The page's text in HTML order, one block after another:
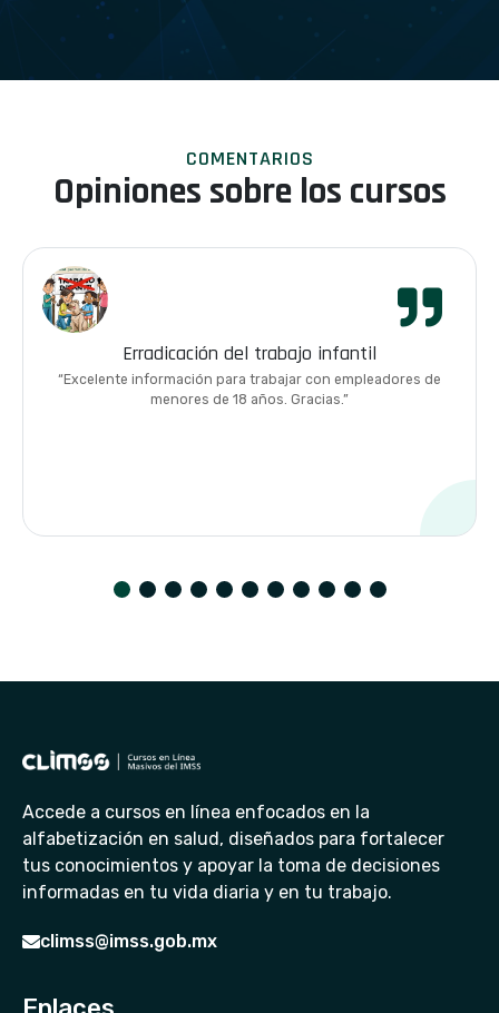
COMENTARIOS
Opiniones sobre los cursos
Erradicación del trabajo infantil
“Excelente información para trabajar con empleadores de
menores de 18 años. Gracias.”
Accede a cursos en línea enfocados en la
alfabetización en salud, diseñados para fortalecer
tus conocimientos y apoyar la toma de decisiones
informadas en tu vida diaria y en tu trabajo.
climss@imss.gob.mx